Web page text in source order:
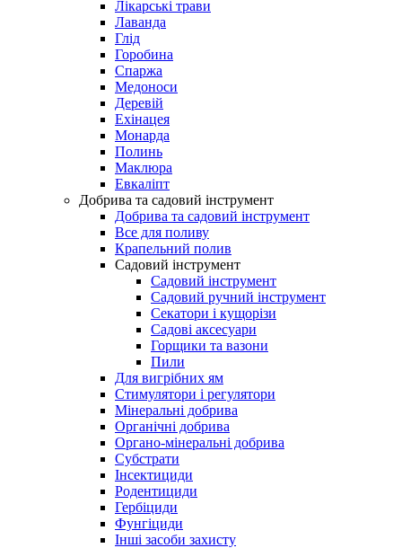
Лікарські трави
Лаванда
Глід
Горобина
Спаржа
Медоноси
Деревій
Ехінацея
Монарда
Полинь
Маклюра
Евкаліпт
Добрива та садовий інструмент
Добрива та садовий інструмент
Все для поливу
Крапельний полив
Садовий інструмент
Садовий інструмент
Садовий ручний інструмент
Секатори і кущорізи
Садові аксесуари
Горщики та вазони
Пили
Для вигрібних ям
Стимулятори і регулятори
Мінеральні добрива
Органічні добрива
Органо-мінеральні добрива
Субстрати
Інсектициди
Родентициди
Гербіциди
Фунгіциди
Інші засоби захисту